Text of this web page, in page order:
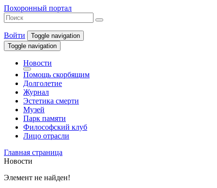
Похоронный портал
Войти
Toggle navigation
Toggle navigation
Новости
Помощь скорбящим
Долголетие
Журнал
Эстетика смерти
Музей
Парк памяти
Философский клуб
Лицо отрасли
Главная страница
Новости
Элемент не найден!